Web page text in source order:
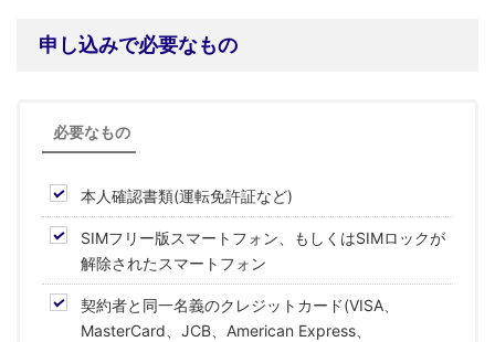
申し込みで必要なもの
必要なもの
本人確認書類(運転免許証など)
SIMフリー版スマートフォン、もしくはSIMロックが
解除されたスマートフォン
契約者と同一名義のクレジットカード(VISA、
MasterCard、JCB、American Express、